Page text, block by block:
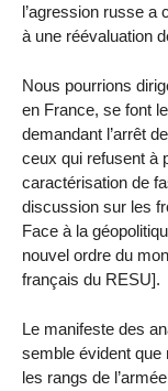
l’agression russe
à une réévaluation
Nous pourrions
en France, se font
demandant l’arrêt
ceux qui refusent à
caractérisation de
discussion sur les
Face à la
nouvel ordre du
français du RESU].
Le manifeste des
semble évident que
les rangs de